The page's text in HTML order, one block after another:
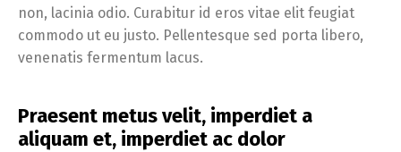
non, lacinia odio. Curabitur id eros vitae elit feugiat
commodo ut eu justo. Pellentesque sed porta libero,
venenatis fermentum lacus.
Praesent metus velit, imperdiet a
aliquam et, imperdiet ac dolor